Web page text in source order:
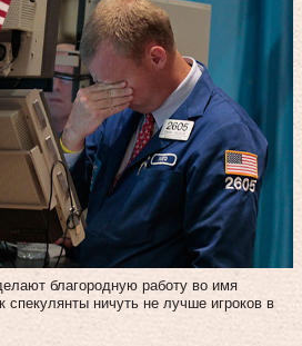
благородную работу во имя
спекулянты ничуть не лучше игроков в